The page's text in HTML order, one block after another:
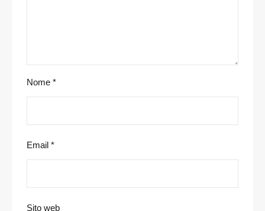
Nome *
Email *
Sito web